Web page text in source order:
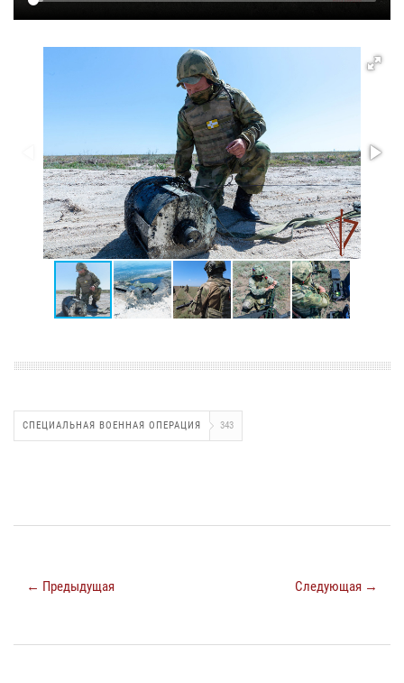
СПЕЦИАЛЬНАЯ ВОЕННАЯ ОПЕРАЦИЯ 343
← Предыдущая Следующая →